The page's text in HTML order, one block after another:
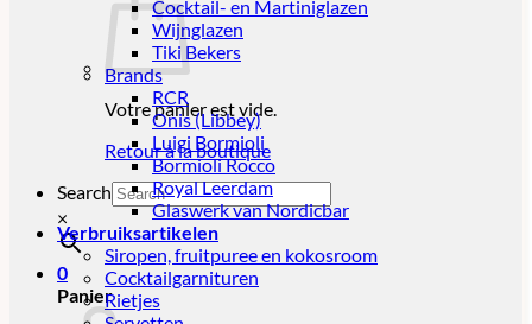
Votre panier est vide.
Retour à la boutique
Search
×
0
Panier
Cocktail- en Martiniglazen
Wijnglazen
Tiki Bekers
Brands
RCR
Onis (Libbey)
Luigi Bormioli
Bormioli Rocco
Royal Leerdam
Glaswerk van Nordicbar
Verbruiksartikelen
Siropen, fruitpuree en kokosroom
Cocktailgarnituren
Rietjes